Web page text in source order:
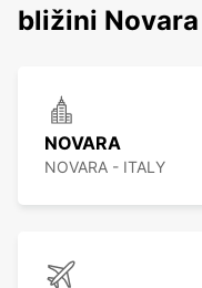
bližini Novara
NOVARA
NOVARA - ITALY